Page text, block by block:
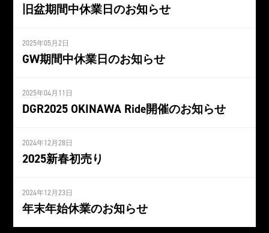
旧盆期間中休業日のお知らせ
2025年05月2日
GW期間中休業日のお知らせ
2025年04月11日
DGR2025 OKINAWA Ride開催のお知らせ
2024年12月28日
2025新春初売り
2024年12月23日
年末年始休業のお知らせ